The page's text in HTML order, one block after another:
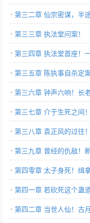
第三二章 仙宗密谋，半
第三三章 执法堂问案！
第三四章 执法堂首座！
第三五章 陈执事自杀定
第三六章 钟声六响！长
第三七章 介于生死之间！
第三八章 袁正风的过往！
第三九章 曾经的仇敌！
第四零章 太子身死！缉
第四一章 若砍死这个蛊
第四二章 当世人仙！古